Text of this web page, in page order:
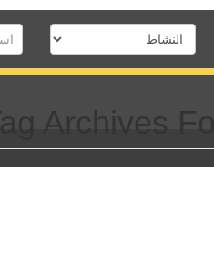
Tag Archives For أحسن مركز حقن مجهرى فى طنطا